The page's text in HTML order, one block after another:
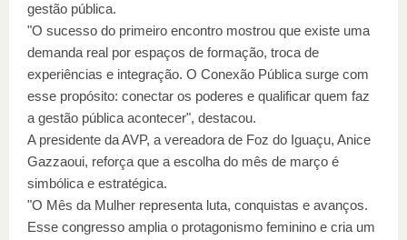
gestão pública.
"O sucesso do primeiro encontro mostrou que existe uma
demanda real por espaços de formação, troca de
experiências e integração. O Conexão Pública surge com
esse propósito: conectar os poderes e qualificar quem faz
a gestão pública acontecer", destacou.
A presidente da AVP, a vereadora de Foz do Iguaçu, Anice
Gazzaoui, reforça que a escolha do mês de março é
simbólica e estratégica.
"O Mês da Mulher representa luta, conquistas e avanços.
Esse congresso amplia o protagonismo feminino e cria um